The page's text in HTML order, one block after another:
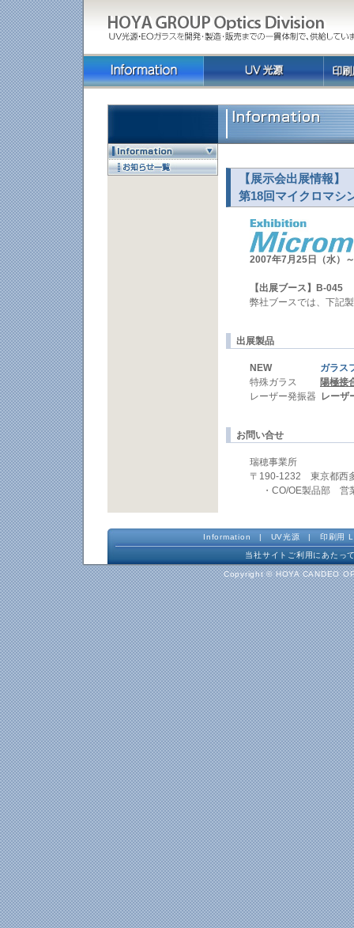
【展示会出展情報
第18回マイクロマシ
2007年7月25日（水）
【出展ブース】B-045
弊社ブースでは、下記
出展製品
NEW
ガラス
特殊ガラス
陽極
レーザー発振器
レーザ
お問い合せ
瑞穂事業所
〒190-1232 東京都西
・CO/OE製品部 営
Information | UV光源 | 印刷用
当社サイトご利用にあたっ
Copyright © HOYA CANDEO